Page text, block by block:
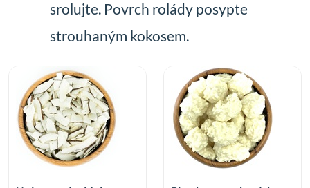
srolujte. Povrch rolády posypte
strouhaným kokosem.